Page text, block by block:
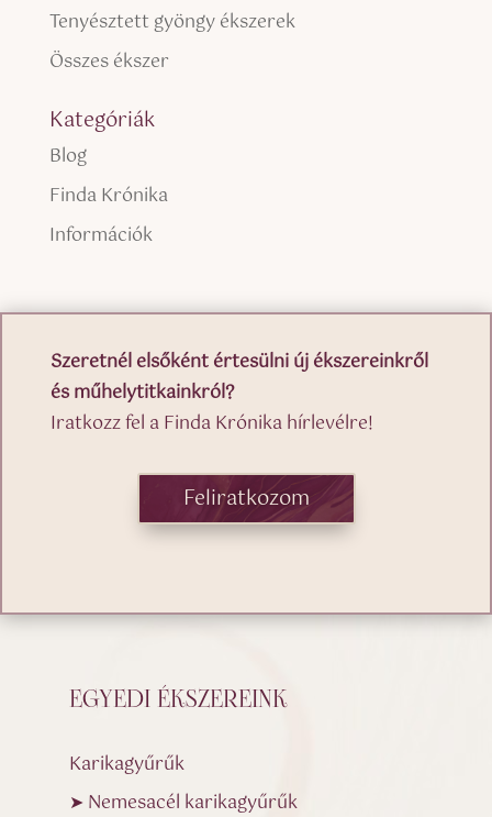
Tenyésztett gyöngy ékszerek
Összes ékszer
Kategóriák
Blog
Finda Krónika
Információk
Szeretnél elsőként értesülni új ékszereinkről
és műhelytitkainkról?
Iratkozz fel a Finda Krónika hírlevélre!
Feliratkozom
EGYEDI ÉKSZEREINK
Karikagyűrűk
➤ Nemesacél karikagyűrűk